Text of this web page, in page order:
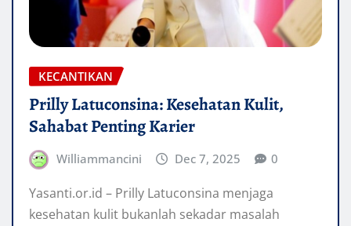
KECANTIKAN
Prilly Latuconsina: Kesehatan Kulit,
Sahabat Penting Karier
Williammancini Dec 7, 2025 0
Yasanti.or.id – Prilly Latuconsina menjaga
kesehatan kulit bukanlah sekadar masalah